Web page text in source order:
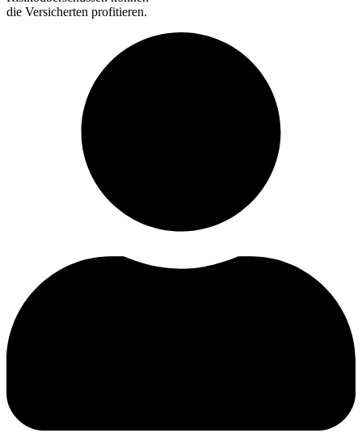
die Versicherten profitieren.